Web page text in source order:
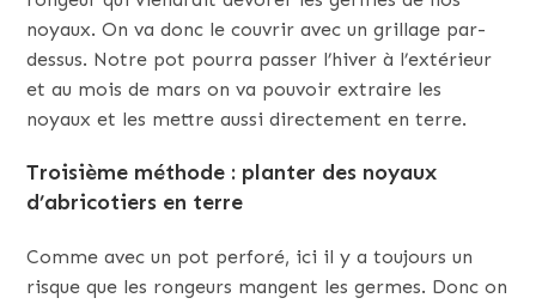
noyaux. On va donc le couvrir avec un grillage par-
dessus. Notre pot pourra passer l’hiver à l’extérieur
et au mois de mars on va pouvoir extraire les
noyaux et les mettre aussi directement en terre.
Troisième méthode : planter des noyaux
d’abricotiers en terre
Comme avec un pot perforé, ici il y a toujours un
risque que les rongeurs mangent les germes. Donc on